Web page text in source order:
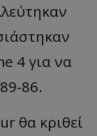
4 για να
86.
θα κριθεί